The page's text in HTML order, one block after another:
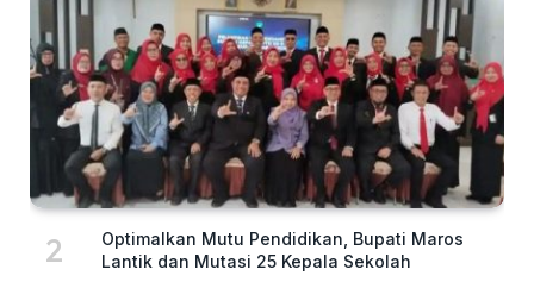
Optimalkan Mutu Pendidikan, Bupati Maros
Lantik dan Mutasi 25 Kepala Sekolah